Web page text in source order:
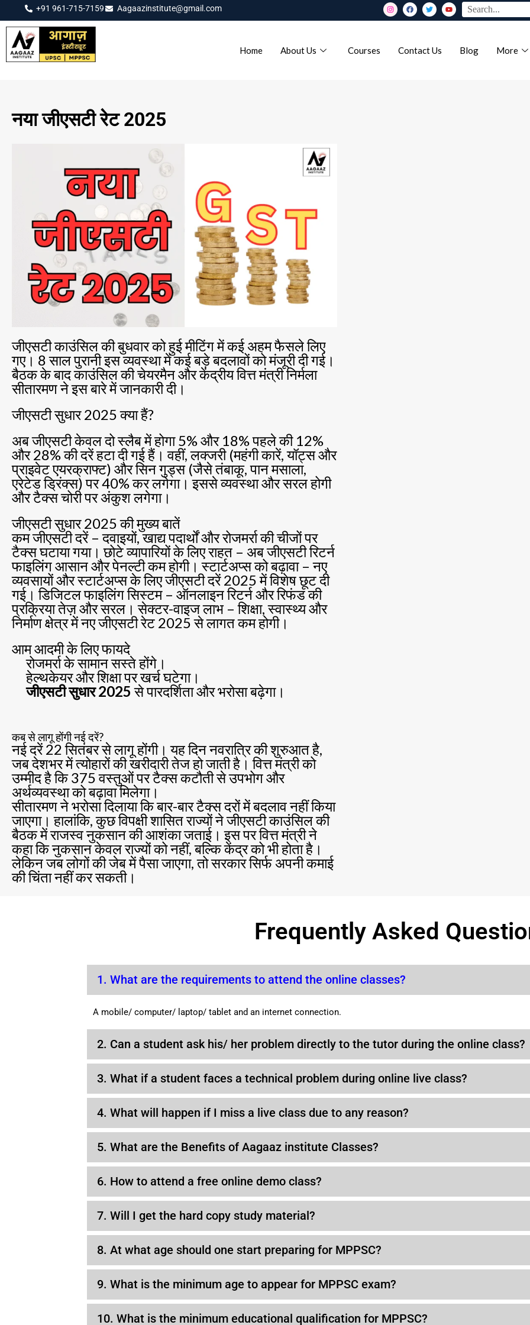
+91 961-715-7159 Aagaazinstitute@gmail.com
Home About Us Courses Contact Us Blog More
नया जीएसटी रेट 2025
जीएसटी काउंसिल की बुधवार को हुई मीटिंग में कई अहम फैसले लिए
गए। 8 साल पुरानी इस व्यवस्था में कई बड़े बदलावों को मंजूरी दी गई।
बैठक के बाद काउंसिल की चेयरमैन और केंद्रीय वित्त मंत्री निर्मला
सीतारमण ने इस बारे में जानकारी दी।
जीएसटी सुधार 2025 क्या हैं?
अब जीएसटी केवल दो स्लैब में होगा 5% और 18% पहले की 12%
और 28% की दरें हटा दी गई हैं। वहीं, लक्जरी (महंगी कारें, यॉट्स और
प्राइवेट एयरक्राफ्ट) और सिन गुड्स (जैसे तंबाकू, पान मसाला,
एरेटेड ड्रिंक्स) पर 40% कर लगेगा। इससे व्यवस्था और सरल होगी
और टैक्स चोरी पर अंकुश लगेगा।
जीएसटी सुधार 2025 की मुख्य बातें
कम जीएसटी दरें – दवाइयों, खाद्य पदार्थों और रोजमर्रा की चीजों पर
टैक्स घटाया गया। छोटे व्यापारियों के लिए राहत – अब जीएसटी रिटर्न
फाइलिंग आसान और पेनल्टी कम होगी। स्टार्टअप्स को बढ़ावा – नए
व्यवसायों और स्टार्टअप्स के लिए जीएसटी दरें 2025 में विशेष छूट दी
गई। डिजिटल फाइलिंग सिस्टम – ऑनलाइन रिटर्न और रिफंड की
प्रक्रिया तेज़ और सरल। सेक्टर-वाइज लाभ – शिक्षा, स्वास्थ्य और
निर्माण क्षेत्र में नए जीएसटी रेट 2025 से लागत कम होगी।
आम आदमी के लिए फायदे
रोजमर्रा के सामान सस्ते होंगे।
हेल्थकेयर और शिक्षा पर खर्च घटेगा।
जीएसटी सुधार 2025 से पारदर्शिता और भरोसा बढ़ेगा।
कब से लागू होंगी नई दरें?
नई दरें 22 सितंबर से लागू होंगी। यह दिन नवरात्रि की शुरुआत है,
जब देशभर में त्योहारों की खरीदारी तेज हो जाती है। वित्त मंत्री को
उम्मीद है कि 375 वस्तुओं पर टैक्स कटौती से उपभोग और
अर्थव्यवस्था को बढ़ावा मिलेगा।
सीतारमण ने भरोसा दिलाया कि बार-बार टैक्स दरों में बदलाव नहीं किया
जाएगा। हालांकि, कुछ विपक्षी शासित राज्यों ने जीएसटी काउंसिल की
बैठक में राजस्व नुकसान की आशंका जताई। इस पर वित्त मंत्री ने
कहा कि नुकसान केवल राज्यों को नहीं, बल्कि केंद्र को भी होता है।
लेकिन जब लोगों की जेब में पैसा जाएगा, तो सरकार सिर्फ अपनी कमाई
की चिंता नहीं कर सकती।
Frequently Asked
1. What are the requirements to attend the online classes?
A mobile/ computer/ laptop/ tablet and an internet connection.
2. Can a student ask his/ her problem directly to the tutor during the online class?
3. What if a student faces a technical problem during online live class?
4. What will happen if I miss a live class due to any reason?
5. What are the Benefits of Aagaaz institute Classes?
6. How to attend a free online demo class?
7. Will I get the hard copy study material?
8. At what age should one start preparing for MPPSC?
9. What is the minimum age to appear for MPPSC exam?
10. What is the minimum educational qualification for MPPSC?